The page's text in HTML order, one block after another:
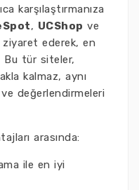
karşılaştırmanıza
, UCShop ve
ederek, en
Bu tür siteler,
kalmaz, aynı
ve değerlendirmeleri
arasında:
ile en iyi